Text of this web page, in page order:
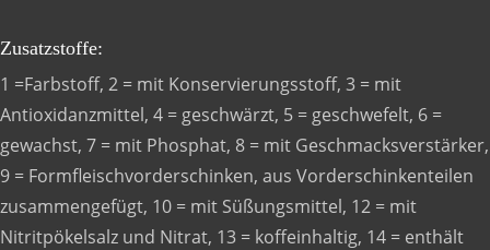
Zusatzstoffe:
1 =Farbstoff, 2 = mit Konservierungsstoff, 3 = mit
Antioxidanzmittel, 4 = geschwärzt, 5 = geschwefelt, 6 =
gewachst, 7 = mit Phosphat, 8 = mit Geschmacksverstärker,
9 = Formfleischvorderschinken, aus Vorderschinkenteilen
zusammengefügt, 10 = mit Süßungsmittel, 12 = mit
Nitritpökelsalz und Nitrat, 13 = koffeinhaltig, 14 = enthält